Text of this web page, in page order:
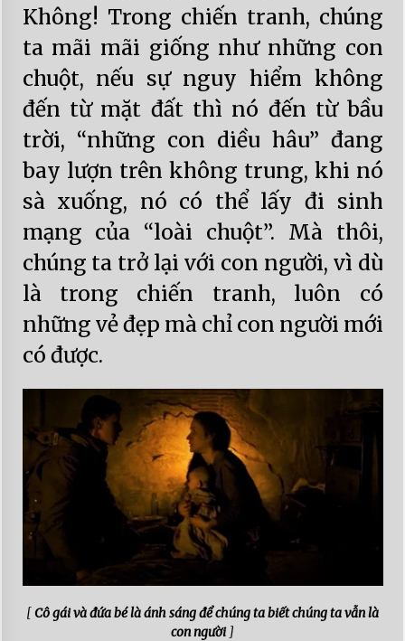
Không! Trong chiến tranh, chúng
ta mãi mãi giống như những con
chuột, nếu sự nguy hiểm không
đến từ mặt đất thì nó đến từ bầu
trời, “những con diều hâu” đang
bay lượn trên không trung, khi nó
sà xuống, nó có thể lấy đi sinh
mạng của “loài chuột”. Mà thôi,
chúng ta trở lại với con người, vì dù
là trong chiến tranh, luôn có
những vẻ đẹp mà chỉ con người mới
có được.
[Cô gái và đứa bé là ánh sáng để chúng ta biết chúng ta vẫn là
con người]